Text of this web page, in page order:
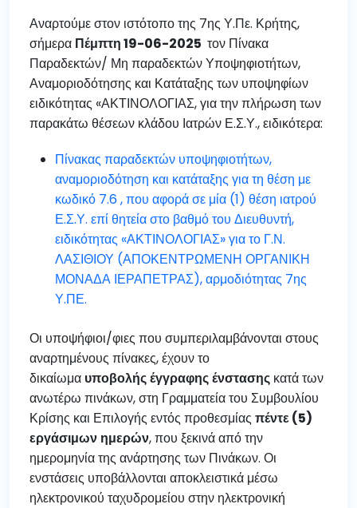
Αναρτούμε στον ιστότοπο της 7ης Υ.Πε. Κρήτης,
σήμερα Πέμπτη19-06-2025 τον Πίνακα
Παραδεκτών/ Μη παραδεκτών Υποψηφιοτήτων,
Αναμοριοδότησης και Κατάταξης των υποψηφίων
ειδικότητας «ΑΚΤΙΝΟΛΟΓΙΑΣ, για την πλήρωση των
παρακάτω θέσεων κλάδου Ιατρών Ε.Σ.Υ., ειδικότερα:
Πίνακας παραδεκτών υποψηφιοτήτων,
αναμοριοδότηση και κατάταξης για τη θέση με
κωδικό 7.6 , που αφορά σε μία (1) θέση ιατρού
Ε.Σ.Υ. επί θητεία στο βαθμό του Διευθυντή,
ειδικότητας «ΑΚΤΙΝΟΛΟΓΙΑΣ» για το Γ.Ν.
ΛΑΣΙΘΙΟΥ (ΑΠΟΚΕΝΤΡΩΜΕΝΗ ΟΡΓΑΝΙΚΗ
ΜΟΝΑΔΑ ΙΕΡΑΠΕΤΡΑΣ), αρμοδιότητας 7ης
Υ.ΠΕ.
Οι υποψήφιοι/φιες που συμπεριλαμβάνονται στους
αναρτημένους πίνακες, έχουν το
δικαίωμα υποβολήςέγγραφηςένστασης κατά των
ανωτέρω πινάκων, στη Γραμματεία του Συμβουλίου
Κρίσης και Επιλογής εντός προθεσμίας πέντε(5)
εργάσιμων ημερών, που ξεκινά από την
ημερομηνία της ανάρτησης των Πινάκων. Οι
ενστάσεις υποβάλλονται αποκλειστικά μέσω
ηλεκτρονικού ταχυδρομείου στην ηλεκτρονική